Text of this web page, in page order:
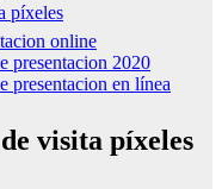
píxeles
online
presentacion 2020
presentacion en línea
visita píxeles